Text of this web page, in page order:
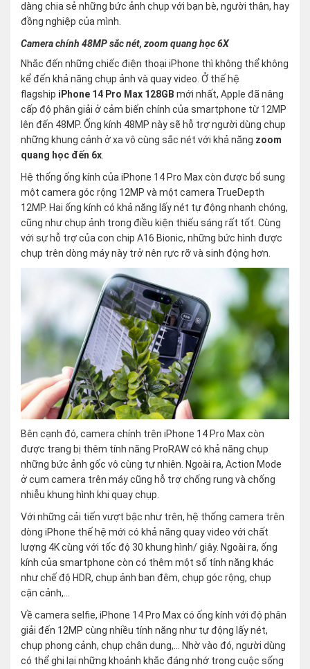
dàng chia sẻ những bức ảnh chụp với bạn bè, người thân, hay
đồng nghiệp của mình.
Camera chính 48MP sắc nét, zoom quang học 6X
Nhắc đến những chiếc điện thoại iPhone thì không thể không
kể đến khả năng chụp ảnh và quay video. Ở thế hệ
flagship iPhone 14 Pro Max 128GB mới nhất, Apple đã nâng
cấp độ phân giải ở cảm biến chính của smartphone từ 12MP
lên đến 48MP. Ống kính 48MP này sẽ hỗ trợ người dùng chụp
những khung cảnh ở xa vô cùng sắc nét với khả năng zoom
quang học đến 6x
Hệ thống ống kính của iPhone 14 Pro Max còn được bổ sung
một camera góc rộng 12MP và một camera TrueDepth
12MP. Hai ống kính có khả năng lấy nét tự động nhanh chóng,
cũng như chụp ảnh trong điều kiện thiếu sáng rất tốt. Cùng
với sự hỗ trợ của con chip A16 Bionic, những bức hình được
chụp trên dòng máy này trở nên rực rỡ và sinh động hơn.
Bên cạnh đó, camera chính trên iPhone 14 Pro Max còn
được trang bị thêm tính năng ProRAW có khả năng chụp
những bức ảnh gốc vô cùng tự nhiên. Ngoài ra, Action Mode
ở cụm camera trên máy cũng hỗ trợ chống rung và chống
nhiễu khung hình khi quay chụp.
Với những cải tiến vượt bậc như trên, hệ thống camera trên
dòng iPhone thế hệ mới có khả năng quay video với chất
lượng 4K cùng với tốc độ 30 khung hình/ giây. Ngoài ra, ống
kính của smartphone còn có thêm một số tính năng khác
như chế độ HDR, chụp ảnh ban đêm, chụp góc rộng, chụp
cận cảnh,…
Về camera selfie, iPhone 14 Pro Max có ống kính với độ phân
giải đến 12MP cùng nhiều tính năng như tự động lấy nét,
chụp phong cảnh, chụp chân dung,… Nhờ vào đó, người dùng
có thể ghi lại những khoảnh khắc đáng nhớ trong cuộc sống